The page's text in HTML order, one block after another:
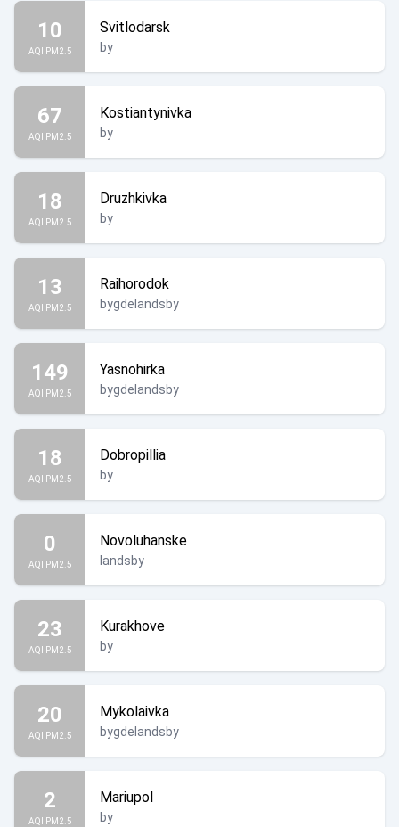
10
AQI PM2.5
Svitlodarsk
by
67
AQI PM2.5
Kostiantynivka
by
18
AQI PM2.5
Druzhkivka
by
13
AQI PM2.5
Raihorodok
bygdelandsby
149
AQI PM2.5
Yasnohirka
bygdelandsby
18
AQI PM2.5
Dobropillia
by
0
AQI PM2.5
Novoluhanske
landsby
23
AQI PM2.5
Kurakhove
by
20
AQI PM2.5
Mykolaivka
bygdelandsby
2
AQI PM2.5
Mariupol
by